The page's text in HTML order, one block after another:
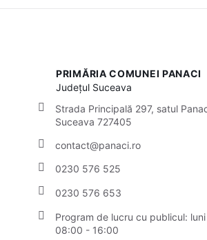
PRIMĂRIA COMUNEI PANACI
Județul Suceava
Strada Principală 297, satul
Suceava 727405
contact@panaci.ro
0230 576 525
0230 576 653
Program de lucru cu publicul:
08:00 - 16:00